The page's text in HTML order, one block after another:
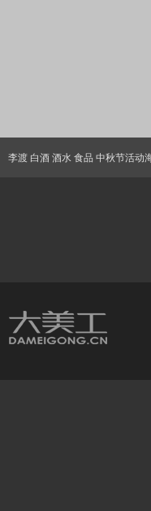
李渡 白酒 酒水 食品 中秋节活动